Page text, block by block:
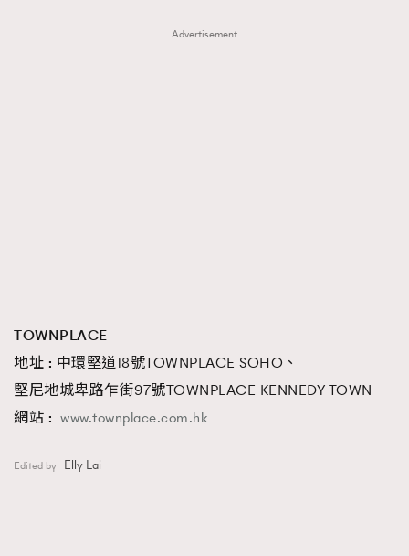
Advertisement
TOWNPLACE
地址 : 中環堅道18號TOWNPLACE SOHO、
堅尼地城卑路乍街97號TOWNPLACE KENNEDY TOWN
網站 : www.townplace.com.hk
Edited by Elly Lai